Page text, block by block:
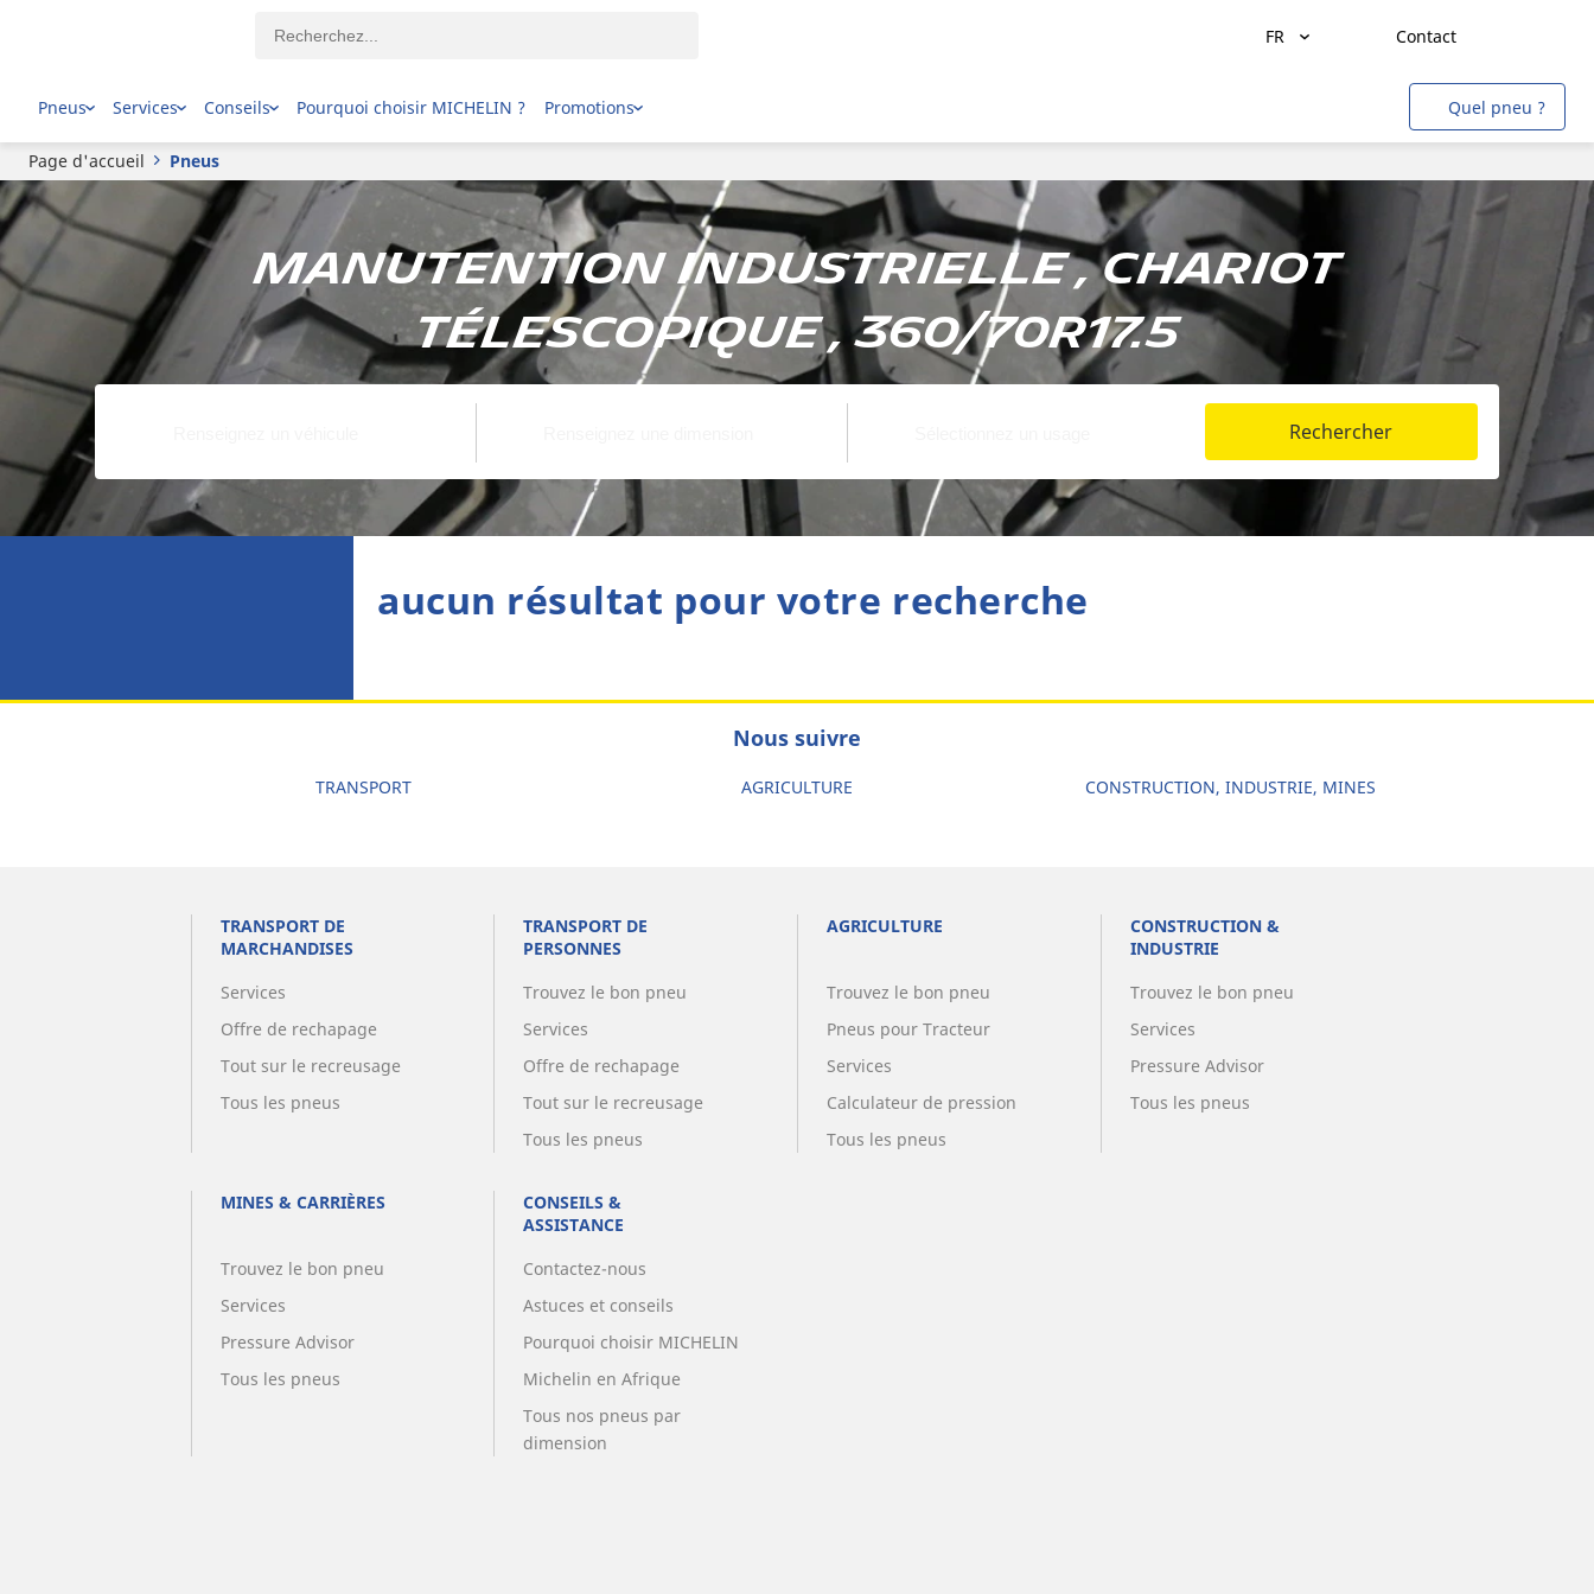
FR Contact
Transport de marchandises
Transport de personnes
Agriculture
Construction & Industrie
Mines & Carrières
Aviation
Auto & SUV
Pneus Services Conseils Pourquoi choisir MICHELIN ? Promotions Quel pneu ?
Page d'accueil Pneus
Manutention Industrielle , Chariot
télescopique , 360/70R17.5
Rechercher
aucun résultat pour votre recherche
Nous suivre
TRANSPORT AGRICULTURE CONSTRUCTION, INDUSTRIE, MINES
TRANSPORT DE
MARCHANDISES
Services
Offre de rechapage
Tout sur le recreusage
Tous les pneus
TRANSPORT DE
PERSONNES
Trouvez le bon pneu
Services
Offre de rechapage
Tout sur le recreusage
Tous les pneus
AGRICULTURE
Trouvez le bon pneu
Pneus pour Tracteur
Services
Calculateur de pression
Tous les pneus
CONSTRUCTION &
INDUSTRIE
Trouvez le bon pneu
Services
Pressure Advisor
Tous les pneus
MINES & CARRIÈRES
Trouvez le bon pneu
Services
Pressure Advisor
Tous les pneus
CONSEILS &
ASSISTANCE
Contactez-nous
Astuces et conseils
Pourquoi choisir MICHELIN
Michelin en Afrique
Tous nos pneus par
dimension